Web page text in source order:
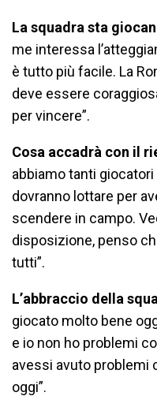
La squadra sta
me interessa
è tutto più facile. La
deve essere
per vincere”.
Cosa accadrà con il
abbiamo tanti
dovranno lottare per
scendere in campo.
disposizione, penso
tutti”.
L’abbraccio della
giocato molto bene
e io non ho problemi
avessi avuto problemi
oggi”.